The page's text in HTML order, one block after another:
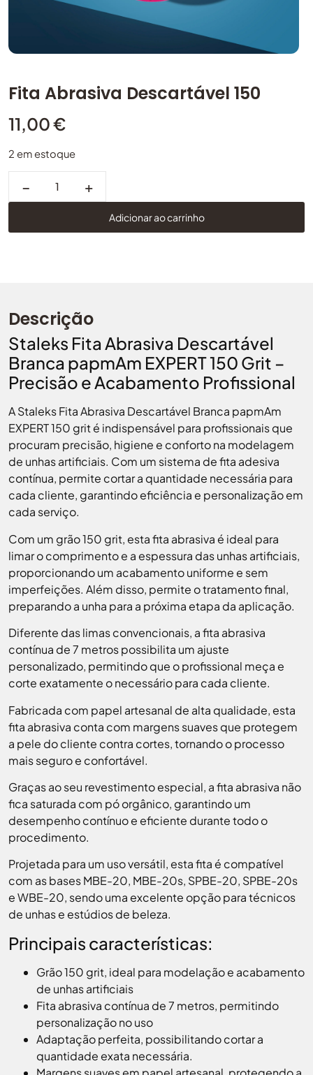
Fita Abrasiva Descartável 150
11,00€
2 em estoque
− +
Adicionar ao carrinho
Descrição
Staleks Fita Abrasiva Descartável
Branca papmAm EXPERT 150 Grit –
Precisão e Acabamento Profissional
A Staleks Fita Abrasiva Descartável Branca papmAm
EXPERT 150 grit é indispensável para profissionais que
procuram precisão, higiene e conforto na modelagem
de unhas artificiais. Com um sistema de fita adesiva
contínua, permite cortar a quantidade necessária para
cada cliente, garantindo eficiência e personalização em
cada serviço.
Com um grão 150 grit, esta fita abrasiva é ideal para
limar o comprimento e a espessura das unhas artificiais,
proporcionando um acabamento uniforme e sem
imperfeições. Além disso, permite o tratamento final,
preparando a unha para a próxima etapa da aplicação.
Diferente das limas convencionais, a fita abrasiva
contínua de 7 metros possibilita um ajuste
personalizado, permitindo que o profissional meça e
corte exatamente o necessário para cada cliente.
Fabricada com papel artesanal de alta qualidade, esta
fita abrasiva conta com margens suaves que protegem
a pele do cliente contra cortes, tornando o processo
mais seguro e confortável.
Graças ao seu revestimento especial, a fita abrasiva não
fica saturada com pó orgânico, garantindo um
desempenho contínuo e eficiente durante todo o
procedimento.
Projetada para um uso versátil, esta fita é compatível
com as bases MBE-20, MBE-20s, SPBE-20, SPBE-20s
e WBE-20, sendo uma excelente opção para técnicos
de unhas e estúdios de beleza.
Principais características:
Grão 150 grit, ideal para modelação e acabamento
de unhas artificiais
Fita abrasiva contínua de 7 metros, permitindo
personalização no uso
Adaptação perfeita, possibilitando cortar a
quantidade exata necessária.